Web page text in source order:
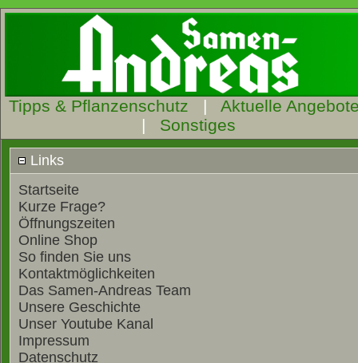
Tipps & Pflanzenschutz | Aktuelle
| Sonstiges
Links
Startseite
Kurze Frage?
Öffnungszeiten
Online Shop
So finden Sie uns
Kontaktmöglichkeiten
Das Samen-Andreas Team
Unsere Geschichte
Unser Youtube Kanal
Impressum
Datenschutz